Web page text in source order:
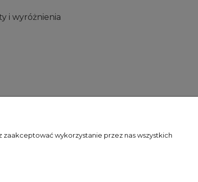
i wyróżnienia
wykorzystanie przez nas wszystkich